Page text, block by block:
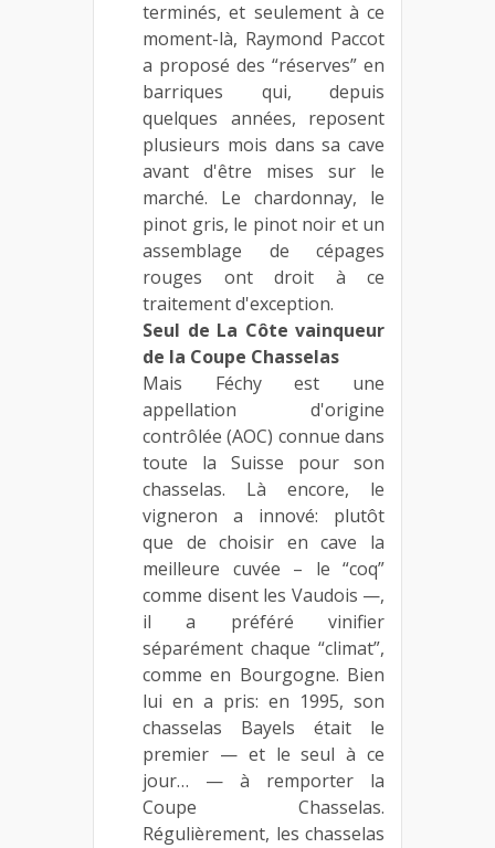
terminés, et seulement à ce
moment-là, Raymond Paccot
a proposé des “réserves” en
barriques qui, depuis
quelques années, reposent
plusieurs mois dans sa cave
avant d'être mises sur le
marché. Le chardonnay, le
pinot gris, le pinot noir et un
assemblage de cépages
rouges ont droit à ce
traitement d'exception.
Seul de La Côte vainqueur
de la Coupe Chasselas
Mais Féchy est une
appellation d'origine
contrôlée (AOC) connue dans
toute la Suisse pour son
chasselas. Là encore, le
vigneron a innové: plutôt
que de choisir en cave la
meilleure cuvée – le “coq”
comme disent les Vaudois —,
il a préféré vinifier
séparément chaque “climat”,
comme en Bourgogne. Bien
lui en a pris: en 1995, son
chasselas Bayels était le
premier — et le seul à ce
jour… — à remporter la
Coupe Chasselas.
Régulièrement, les chasselas